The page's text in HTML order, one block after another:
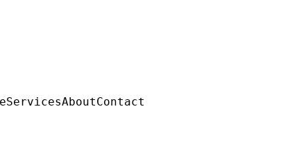
ServicesAboutContact